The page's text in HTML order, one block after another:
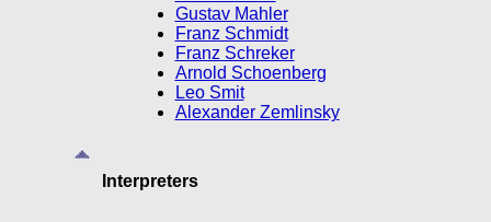
Gustav Mahler
Franz Schmidt
Franz Schreker
Arnold Schoenberg
Leo Smit
Alexander Zemlinsky
Interpreters